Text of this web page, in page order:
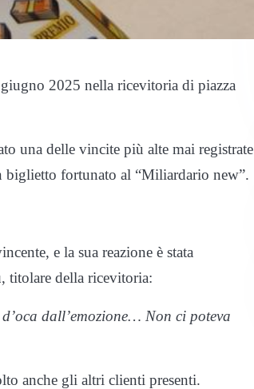
2025 nella ricevitoria di piazza
una delle vincite più alte mai registrate
biglietto fortunato al “Miliardario new”.
e la sua reazione è stata
, titolare della ricevitoria:
dall’emozione… Non ci poteva
anche gli altri clienti presenti.